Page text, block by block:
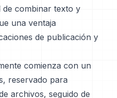
de combinar texto y
una ventaja
de publicación y
comienza con un
reservado para
archivos, seguido de